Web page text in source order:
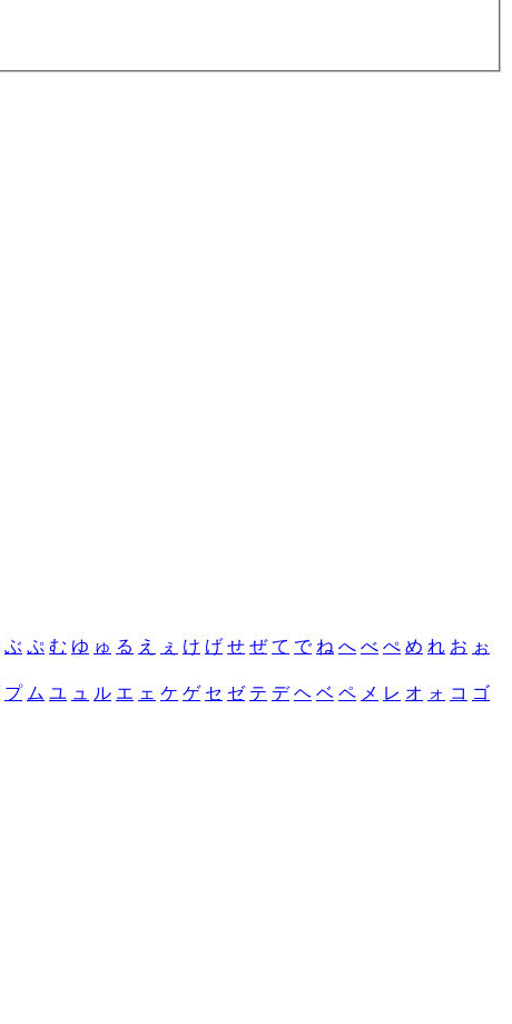
ぶ ぷ む ゆ ゅ る え ぇ け げ せ ぜ て で ね へ べ ぺ め れ お ぉ
プ ム ユ ュ ル エ ェ ケ ゲ セ ゼ テ デ ヘ ベ ペ メ レ オ ォ コ ゴ